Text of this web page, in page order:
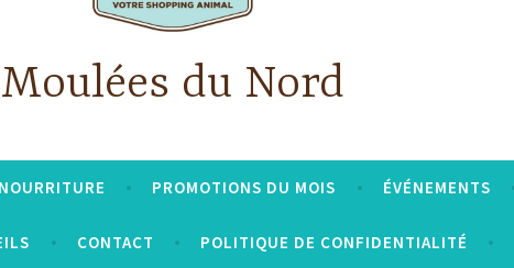
Moulées du Nord
PROMOTIONS DU MOIS ÉVÉNEMENTS
CONTACT POLITIQUE DE CONFIDENTIALITÉ